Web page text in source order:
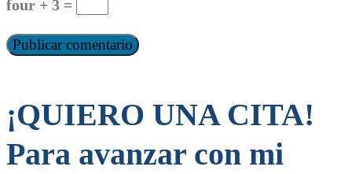
four + 3 =
¡QUIERO UNA CITA!
Para avanzar con mi